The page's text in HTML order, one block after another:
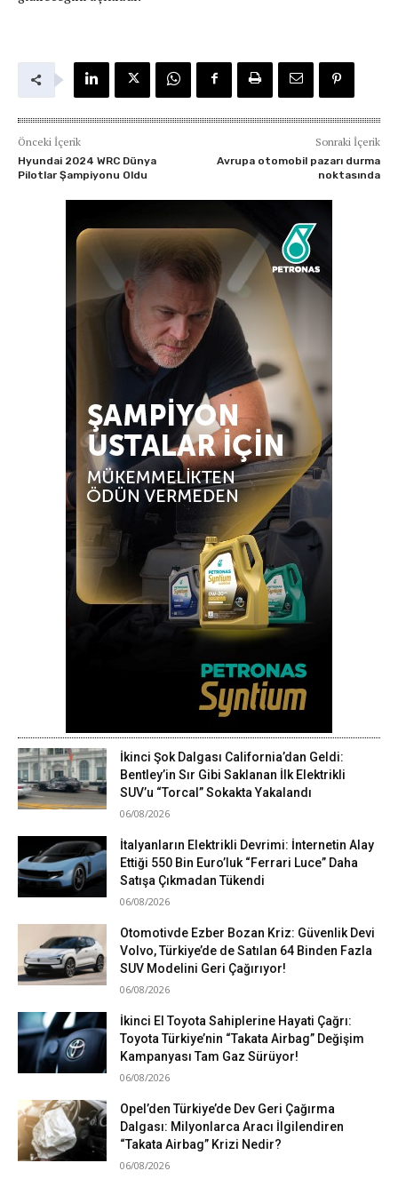
Önceki İçerik
Hyundai 2024 WRC Dünya
Pilotlar Şampiyonu Oldu
Sonraki İçerik
Avrupa otomobil pazarı durma
noktasında
İkinci Şok Dalgası California’dan Geldi:
Bentley’in Sır Gibi Saklanan İlk Elektrikli
SUV’u “Torcal” Sokakta Yakalandı
06/08/2026
İtalyanların Elektrikli Devrimi: İnternetin Alay
Ettiği 550 Bin Euro’luk “Ferrari Luce” Daha
Satışa Çıkmadan Tükendi
06/08/2026
Otomotivde Ezber Bozan Kriz: Güvenlik Devi
Volvo, Türkiye’de de Satılan 64 Binden Fazla
SUV Modelini Geri Çağırıyor!
06/08/2026
İkinci El Toyota Sahiplerine Hayati Çağrı:
Toyota Türkiye’nin “Takata Airbag” Değişim
Kampanyası Tam Gaz Sürüyor!
06/08/2026
Opel’den Türkiye’de Dev Geri Çağırma
Dalgası: Milyonlarca Aracı İlgilendiren
“Takata Airbag” Krizi Nedir?
06/08/2026